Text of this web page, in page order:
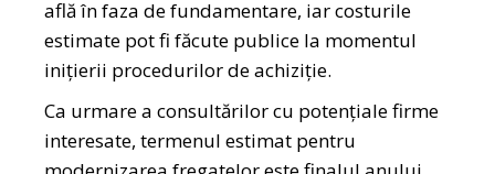
află în faza de fundamentare, iar costurile
estimate pot fi făcute publice la momentul
inițierii procedurilor de achiziţie.
Ca urmare a consultărilor cu potenţiale firme
interesate, termenul estimat pentru